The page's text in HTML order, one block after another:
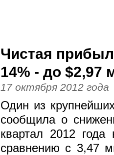
Чистая
14% - до $2,97
17 октября 2012 года
Один из
сообщила о
квартал 2012
сравнению с 3,47